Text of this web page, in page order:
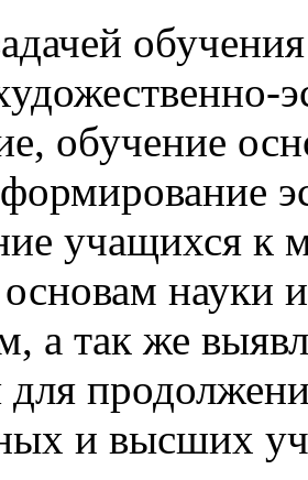
обучение
учащихся к
основам науки
а так же
и высших